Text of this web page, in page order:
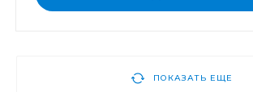
ПОКАЗАТЬ ЕЩЕ